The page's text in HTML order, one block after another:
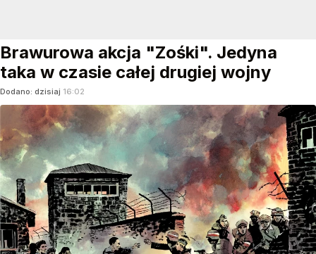
Brawurowa akcja "Zośki". Jedyna
taka w czasie całej drugiej wojny
Dodano: dzisiaj 16:02